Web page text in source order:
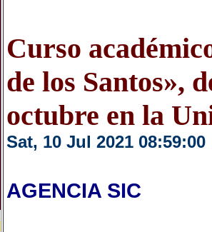
Curso
de los Santos»,
octubre en la
Sat, 10 Jul 2021 08:59:00
AGENCIA SIC